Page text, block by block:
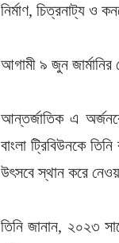
নির্মাণ, চিত্রনাট্য ও
আগামী ৯ জুন জার্মানির
আন্তর্জাতিক এ
বাংলা ট্রিবিউনকে
উৎসবে স্থান করে
তিনি জানান, ২০২৩